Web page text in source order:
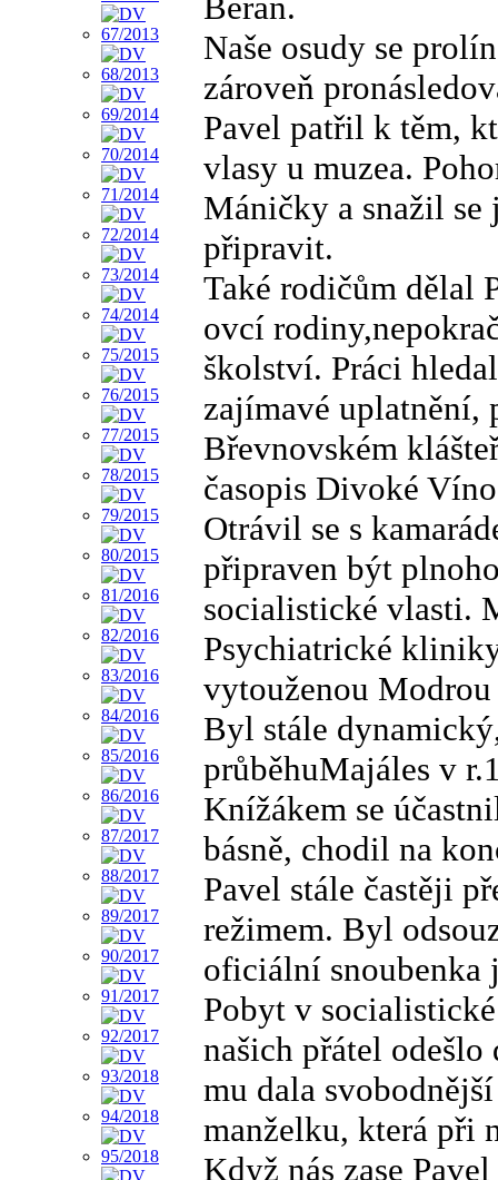
Naše osudy se
zároveň
Pavel patřil k těm,
vlasy u muzea.
Máničky a snažil se
připravit.
Také rodičům dělal
ovcí
školství. Práci
zajímavé uplatnění,
Břevnovském
časopis Divoké
Otrávil se s
připraven být
socialistické vlasti.
Psychiatrické
vytouženou
Byl stále
průběhuMajáles v
Knížákem se
básně, chodil na
Pavel stále častěji
režimem. Byl
oficiální snoubenka
Pobyt v
našich přátel
mu dala
manželku, která při
Když nás zase